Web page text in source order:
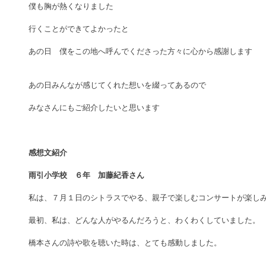
僕も胸が熱くなりました
行くことができてよかったと
あの日　僕をこの地へ呼んでくださった方々に心から感謝します
あの日みんなが感じてくれた想いを綴ってあるので
みなさんにもご紹介したいと思います
感想文紹介
雨引小学校　６年　加藤紀香さん
私は、７月１日のシトラスでやる、親子で楽しむコンサートが楽し
最初、私は、どんな人がやるんだろうと、わくわくしていました。
橋本さんの詩や歌を聴いた時は、とても感動しました。